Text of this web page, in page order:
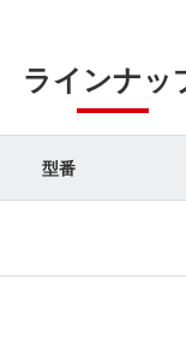
ラインナッ
型番